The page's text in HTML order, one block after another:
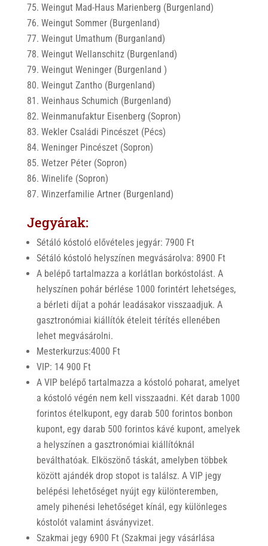
Weingut Mad-Haus Marienberg (Burgenland)
Weingut Sommer (Burgenland)
Weingut Umathum (Burganland)
Weingut Wellanschitz (Burgenland)
Weingut Weninger (Burgenland )
Weingut Zantho (Burgenland)
Weinhaus Schumich (Burgenland)
Weinmanufaktur Eisenberg (Sopron)
Wekler Családi Pincészet (Pécs)
Weninger Pincészet (Sopron)
Wetzer Péter (Sopron)
Winelife (Sopron)
Winzerfamilie Artner (Burgenland)
Jegyárak:
Sétáló kóstoló elővételes jegyár: 7900 Ft
Sétáló kóstoló helyszínen megvásárolva: 8900 Ft
A belépő tartalmazza a korlátlan borkóstolást. A
helyszínen pohár bérlése 1000 forintért lehetséges,
a bérleti díjat a pohár leadásakor visszaadjuk. A
gasztronómiai kiállítók ételeit térítés ellenében
lehet megvásárolni.
Mesterkurzus:4000 Ft
VIP: 14 900 Ft
A VIP belépő tartalmazza a kóstoló poharat, amelyet
a kóstoló végén nem kell visszaadni. Két darab 1000
forintos ételkupont, egy darab 500 forintos bonbon
kupont, egy darab 500 forintos kávé kupont, amelyek
a helyszínen a gasztronómiai kiállítóknál
beválthatóak. Elköszönő táskát, amelyben többek
között ajándék drop stopot is találsz. A VIP jegy
belépési lehetőséget nyújt egy különteremben,
amely pihenési lehetőséget kínál, egy különleges
kóstolót valamint ásványvizet.
Szakmai jegy 6900 Ft (Szakmai jegy vásárlása